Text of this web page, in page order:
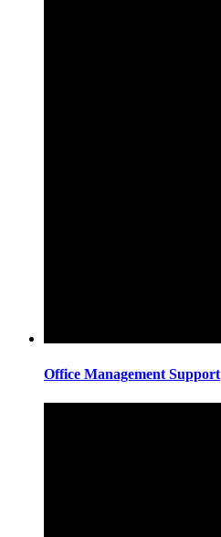
Office Management Support